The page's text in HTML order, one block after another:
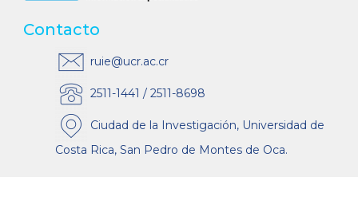
Contacto
ruie@ucr.ac.cr
2511-1441 / 2511-8698
Ciudad de la Investigación, Universidad de
Costa Rica, San Pedro de Montes de Oca.